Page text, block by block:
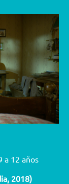
a 12 años
2018)